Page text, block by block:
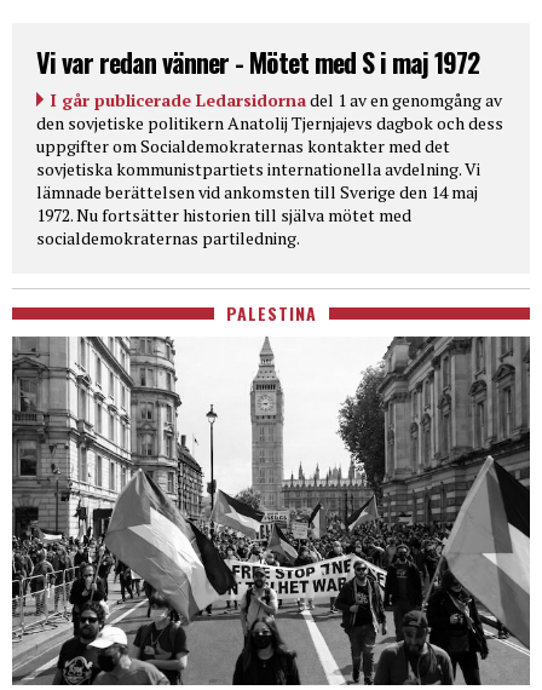
Vi var redan vänner - Mötet med S i maj 1972
I går publicerade Ledarsidornadel 1 av en genomgång av
den sovjetiske politikern Anatolij Tjernjajevs dagbok och dess
uppgifter om Socialdemokraternas kontakter med det
sovjetiska kommunistpartiets internationella avdelning. Vi
lämnade berättelsen vid ankomsten till Sverige den 14 maj
1972. Nu fortsätter historien till själva mötet med
socialdemokraternas partiledning.
PALESTINA